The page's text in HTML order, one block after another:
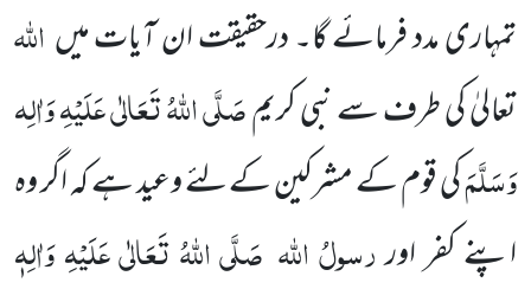
تمہاری مدد فرمائے گا۔ درحقیقت ان آیاتمیں اللّٰہ
تعالیٰ کی طرف سے نبی کریمصَلَّی اللّٰہُ تَعَالٰی عَلَیْہِ وَاٰلِہ
وَسَلَّمَکی قوم کے مشرکین کے لئے وعید ہے کہ اگر وہ
اپنے کفراوررسولُ اللّٰہ صَلَّی اللّٰہُ تَعَالٰی عَلَیْہِ وَاٰلِہٖ